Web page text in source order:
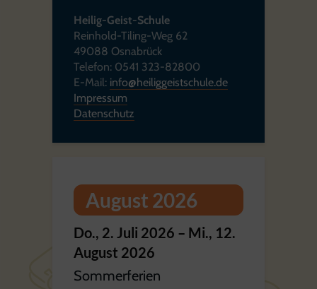
Heilig-Geist-Schule
Reinhold-Tiling-Weg 62
49088 Osnabrück
Telefon: 0541 323-82800
E-Mail: info@heiliggeistschule.de
Impressum
Datenschutz
August 2026
Do., 2. Juli 2026 – Mi., 12.
August 2026
Sommerferien